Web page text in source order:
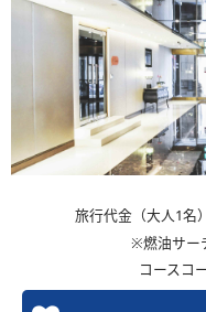
旅行代金（大人1名）
※燃油サー
コースコ